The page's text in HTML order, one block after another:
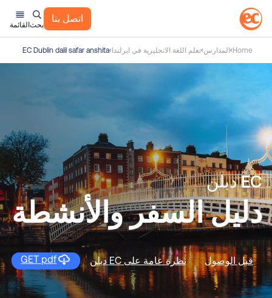
ى
ى
ا
ل
م
ح
ت
و
اتصل بنا
بحث القائمة
Home المدارس تعلم اللغة الانجليزية في ايرلندا EC Dublin dalil safar anshita
EC دبلن
دليل السفر والأنشطة
قبل الوصول نظرة عامة على EC دبلن GET pdf